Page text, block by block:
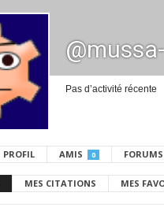
Pas d’activité récente
PROFIL AMIS 0 FORUMS
MES CITATIONS MES